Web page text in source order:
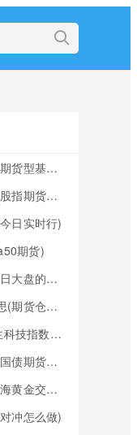
风险大吗)
生的原因)
日实时行)
期货)
数是多少)
什么意思)
期货夜盘)
的影响大吗)
易所全称)
冲怎么做)